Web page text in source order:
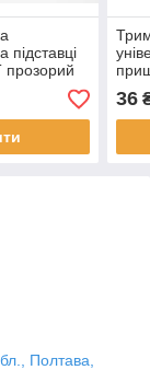
підставці
прозорий
36
Полтава,